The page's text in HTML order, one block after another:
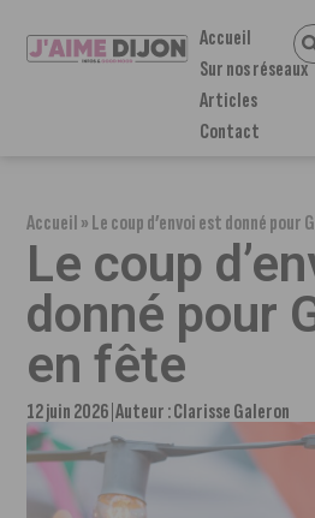
Accueil
Sur nos réseaux
Articles
Contact
Accueil»Le coup d’envoi est donné pour
Le coup
donné pour
en fête
12 juin 2026 Auteur :Clarisse Galeron